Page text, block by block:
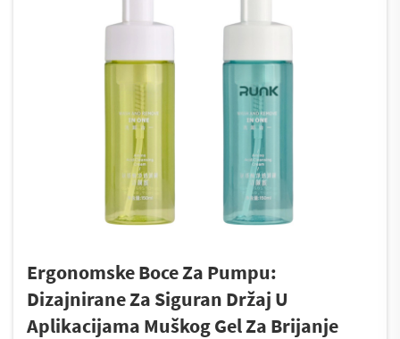
Ergonomske Boce Za Pumpu:
Dizajnirane Za Siguran Držaj U
Aplikacijama Muškog Gel Za Brijanje